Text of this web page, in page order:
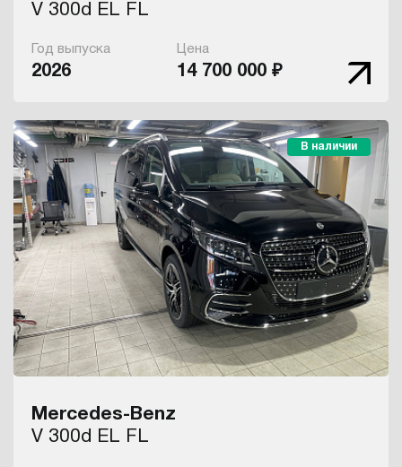
V 300d EL FL
Год выпуска
2026
Цена
14 700 000 ₽
В наличии
Mercedes-Benz
V 300d EL FL